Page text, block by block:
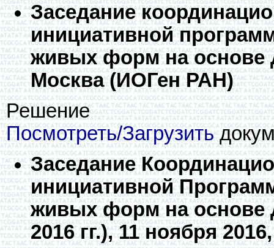
Заседание
инициативной
живых форм на основе
Москва (ИОГен РАН)
Решение
Посмотреть/Загрузить
Заседание
инициативной
живых форм на основе
2016 гг.), 11 ноября